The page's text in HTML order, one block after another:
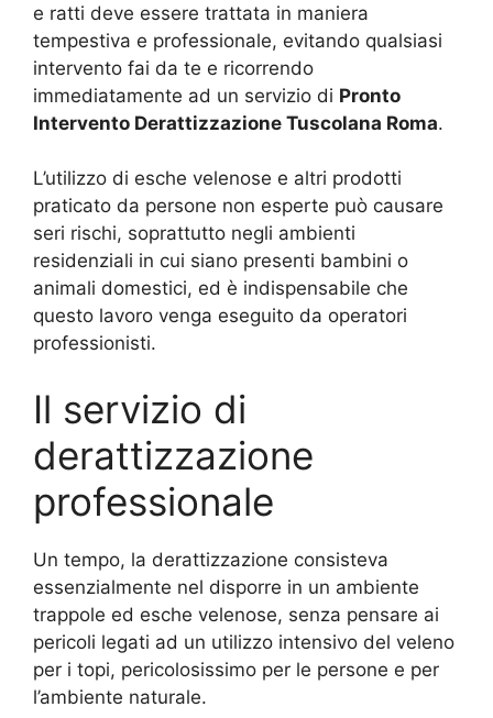
e ratti deve essere trattata in maniera
tempestiva e professionale, evitando qualsiasi
intervento fai da te e ricorrendo
immediatamente ad un servizio di Pronto
Intervento Derattizzazione Tuscolana Roma.
L’utilizzo di esche velenose e altri prodotti
praticato da persone non esperte può causare
seri rischi, soprattutto negli ambienti
residenziali in cui siano presenti bambini o
animali domestici, ed è indispensabile che
questo lavoro venga eseguito da operatori
professionisti.
Il servizio di
derattizzazione
professionale
Un tempo, la derattizzazione consisteva
essenzialmente nel disporre in un ambiente
trappole ed esche velenose, senza pensare ai
pericoli legati ad un utilizzo intensivo del veleno
per i topi, pericolosissimo per le persone e per
l’ambiente naturale.